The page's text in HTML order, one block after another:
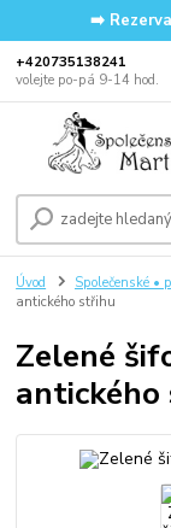
➡️
‭+420735138241
volejte po-pá 9-14 hod.
Úvod Společenské •
antického střihu
Zelené